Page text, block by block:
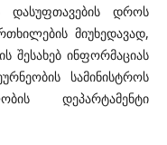
დასუფთავების დროს
მიუხედავად,
შესახებ ინფორმაციას
სამინისტროს
დეპარტამენტი